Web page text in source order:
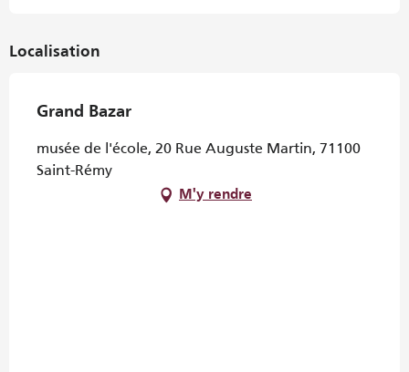
Localisation
Grand Bazar
musée de l'école, 20 Rue Auguste Martin, 71100
Saint-Rémy
M'y rendre